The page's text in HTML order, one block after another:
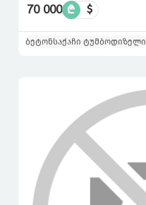
70 000 ₾ $
ბეტონსაქაჩი ტუმბოდიზელი